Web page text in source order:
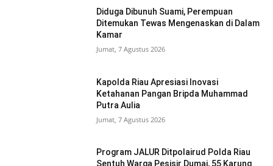
Diduga Dibunuh Suami, Perempuan
Ditemukan Tewas Mengenaskan di Dalam
Kamar
Jumat, 7 Agustus 2026
Kapolda Riau Apresiasi Inovasi
Ketahanan Pangan Bripda Muhammad
Putra Aulia
Jumat, 7 Agustus 2026
Program JALUR Ditpolairud Polda Riau
Sentuh Warga Pesisir Dumai, 55 Karung